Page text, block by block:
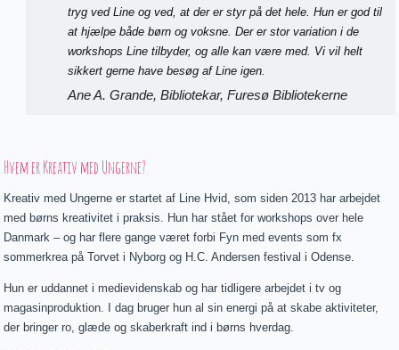
tryg ved Line og ved, at der er styr på det hele. Hun er god til
at hjælpe både børn og voksne. Der er stor variation i de
workshops Line tilbyder, og alle kan være med. Vi vil helt
sikkert gerne have besøg af Line igen.
Ane A. Grande, Bibliotekar, Furesø Bibliotekerne
Hvem er Kreativ med Ungerne?
Kreativ med Ungerne er startet af Line Hvid, som siden 2013 har arbejdet
med børns kreativitet i praksis. Hun har stået for workshops over hele
Danmark – og har flere gange været forbi Fyn med events som fx
sommerkrea på Torvet i Nyborg og H.C. Andersen festival i Odense.
Hun er uddannet i medievidenskab og har tidligere arbejdet i tv og
magasinproduktion. I dag bruger hun al sin energi på at skabe aktiviteter,
der bringer ro, glæde og skaberkraft ind i børns hverdag.